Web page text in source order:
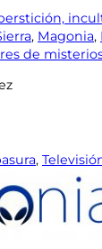
, Magonia,
de
,